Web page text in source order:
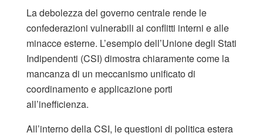
La debolezza del governo centrale rende le
confederazioni vulnerabili ai conflitti interni e alle
minacce esterne. L’esempio dell’Unione degli Stati
Indipendenti (CSI) dimostra chiaramente come la
mancanza di un meccanismo unificato di
coordinamento e applicazione porti
all’inefficienza.
All’interno della CSI, le questioni di politica estera